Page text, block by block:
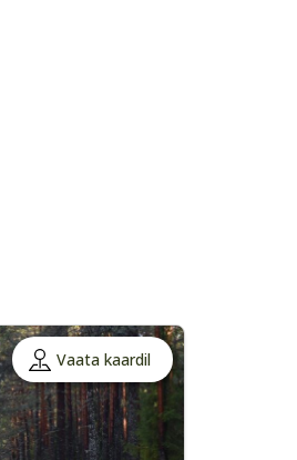
Vaata kaardil